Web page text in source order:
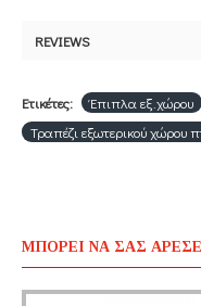
REVIEWS
Ετικέτες: Έπιπλα εξ.χώρου
Τραπέζι εξωτερικού χώρου
ΜΠΟΡΕΊ ΝΑ ΣΑΣ